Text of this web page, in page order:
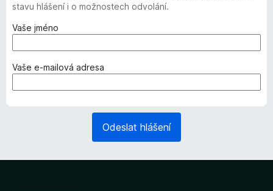
stavu hlášení i o možnostech odvolání.
Vaše jméno
y
ž
d
Vaše e-mailová adresa
y
d
o
Odeslat hlášení